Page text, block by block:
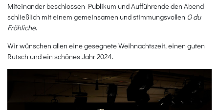
Miteinander beschlossen Publikum und Aufführende den Abend
schließlich mit einem gemeinsamen und stimmungsvollen O du
Fröhliche.
Wir wünschen allen eine gesegnete Weihnachtszeit, einen guten
Rutsch und ein schönes Jahr 2024.